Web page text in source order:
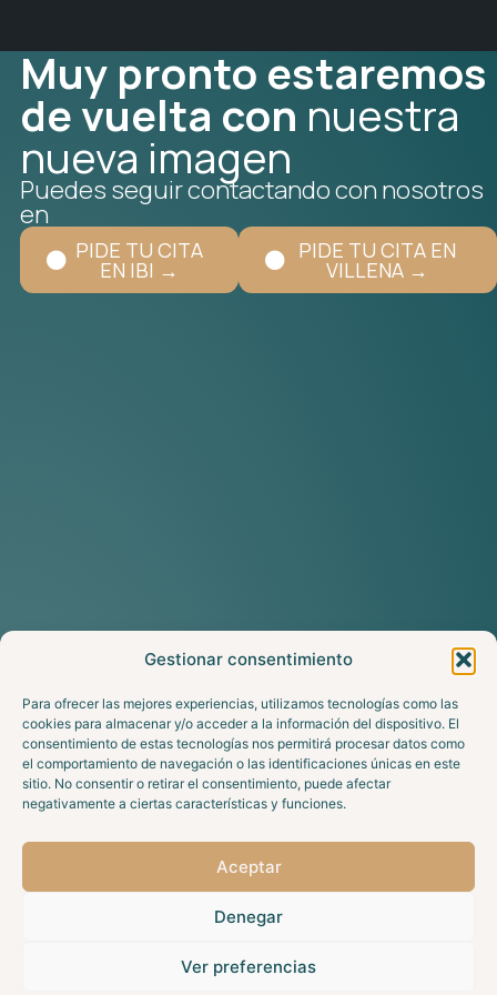
Gestionar consentimiento
Para ofrecer las mejores experiencias, utilizamos tecnologías como las
cookies para almacenar y/o acceder a la información del dispositivo. El
consentimiento de estas tecnologías nos permitirá procesar datos como
el comportamiento de navegación o las identificaciones únicas en este
sitio. No consentir o retirar el consentimiento, puede afectar
negativamente a ciertas características y funciones.
Aceptar
Denegar
Ver preferencias
Muy pronto estaremos
de vuelta con nuestra
nueva imagen
Puedes seguir contactando con nosotros
en
PIDE TU CITA
EN IBI →
PIDE TU CITA EN
VILLENA →